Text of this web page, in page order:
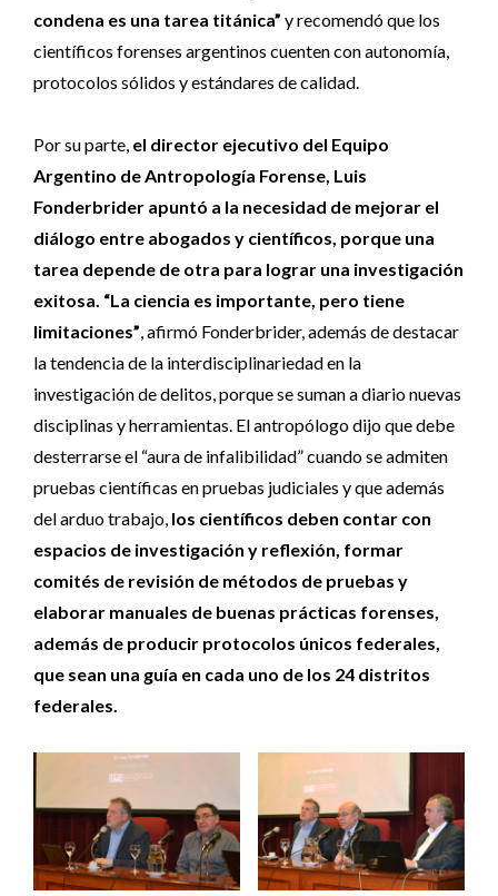
condena es una tarea titánica” y recomendó que los
científicos forenses argentinos cuenten con autonomía,
protocolos sólidos y estándares de calidad.
Por su parte, el director ejecutivo del Equipo
Argentino de Antropología Forense, Luis
Fonderbrider apuntó a la necesidad de mejorar el
diálogo entre abogados y científicos, porque una
tarea depende de otra para lograr una investigación
exitosa. “La ciencia es importante, pero tiene
limitaciones”, afirmó Fonderbrider, además de destacar
la tendencia de la interdisciplinariedad en la
investigación de delitos, porque se suman a diario nuevas
disciplinas y herramientas. El antropólogo dijo que debe
desterrarse el “aura de infalibilidad” cuando se admiten
pruebas científicas en pruebas judiciales y que además
del arduo trabajo, los científicos deben contar con
espacios de investigación y reflexión, formar
comités de revisión de métodos de pruebas y
elaborar manuales de buenas prácticas forenses,
además de producir protocolos únicos federales,
que sean una guía en cada uno de los 24 distritos
federales.